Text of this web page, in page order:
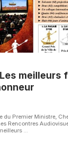
meilleurs
du Premier Ministre,
Rencontres
...